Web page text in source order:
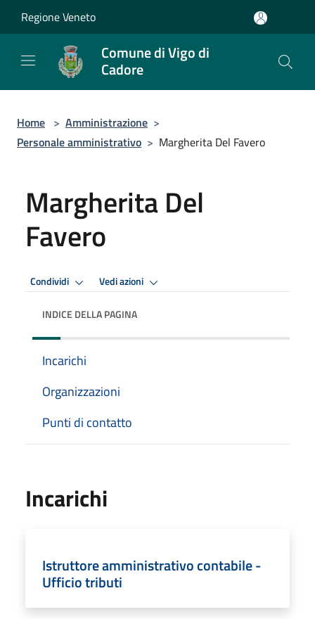
Regione Veneto
Comune di Vigo di
Cadore
Home > Amministrazione >
Personale amministrativo > Margherita Del Favero
Margherita Del
Favero
Condividi Vedi azioni
INDICE DELLA PAGINA
Incarichi
Organizzazioni
Punti di contatto
Incarichi
Istruttore amministrativo contabile -
Ufficio tributi